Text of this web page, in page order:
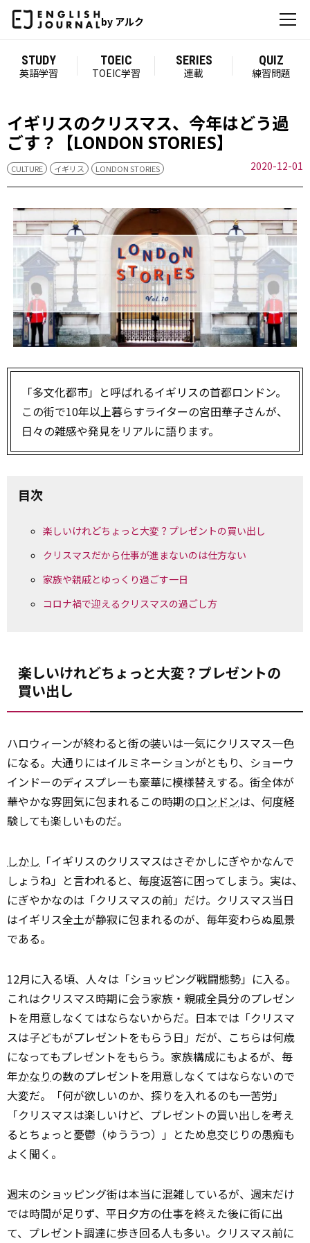
by アルク
STUDY
英語学習
TOEIC
TOEIC学習
SERIES
連載
QUIZ
練習問題
イギリスのクリスマス、今年はどう過
ごす？【LONDON STORIES】
CULTURE イギリス LONDON STORIES 2020-12-01
「多文化都市」と呼ばれるイギリスの首都ロンドン。
この街で10年以上暮らすライターの宮田華子さんが、
日々の雑感や発見をリアルに語ります。
目次
楽しいけれどちょっと大変？プレゼントの買い出し
クリスマスだから仕事が進まないのは仕方ない
家族や親戚とゆっくり過ごす一日
コロナ禍で迎えるクリスマスの過ごし方
楽しいけれどちょっと大変？プレゼントの
買い出し
ハロウィーンが終わると街の装いは一気にクリスマス一色
になる。大通りにはイルミネーションがともり、ショーウ
インドーのディスプレーも豪華に模様替えする。街全体が
華やかな雰囲気に包まれるこの時期のロンドンは、何度経
験しても楽しいものだ。
しかし 「イギリスのクリスマスはさぞかしにぎやかなんで
しょうね」と言われると、毎度返答に困ってしまう。実は、
にぎやかなのは「クリスマスの前」だけ。クリスマス当日
はイギリス全土が静寂に包まれるのが、毎年変わらぬ風景
である。
12月に入る頃、人々は「ショッピング戦闘態勢」に入る。
これはクリスマス時期に会う家族・親戚全員分のプレゼン
トを用意しなくてはならないからだ。日本では「クリスマ
スは子どもがプレゼントをもらう日」だが、こちらは何歳
になってもプレゼントをもらう。家族構成にもよるが、毎
年かなりの数のプレゼントを用意しなくてはならないので
大変だ。「何が欲しいのか、探りを入れるのも一苦労」
「クリスマスは楽しいけど、プレゼントの買い出しを考え
るとちょっと憂鬱（ゆううつ）」とため息交じりの愚痴も
よく聞く。
週末のショッピング街は本当に混雑しているが、週末だけ
では時間が足りず、平日夕方の仕事を終えた後に街に出
て、プレゼント調達に歩き回る人も多い。クリスマス前に